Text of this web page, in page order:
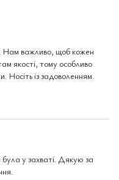
Нам важливо, щоб кожен
якості, тому особливо
Носіть із задоволенням.
у захваті. Дякую за